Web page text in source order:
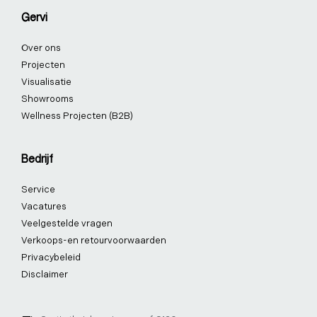
Gervi
Over ons
Projecten
Visualisatie
Showrooms
Wellness Projecten (B2B)
Bedrijf
Service
Vacatures
Veelgestelde vragen
Verkoops-en retourvoorwaarden
Privacybeleid
Disclaimer